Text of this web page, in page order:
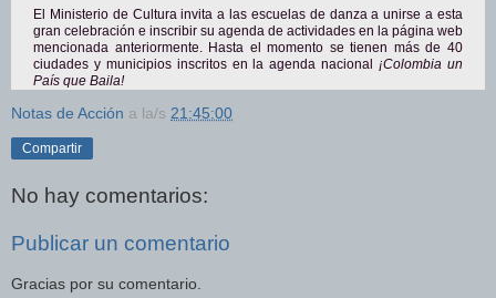
El Ministerio de Cultura invita a las escuelas de danza a unirse a esta
gran celebración e inscribir su agenda de actividades en la página web
mencionada anteriormente. Hasta el momento se tienen más de 40
ciudades y municipios inscritos en la agenda nacional¡Colombia un
País que Baila!
Notas de Acción a la/s 21:45:00
Compartir
No hay comentarios:
Publicar un comentario
Gracias por su comentario.